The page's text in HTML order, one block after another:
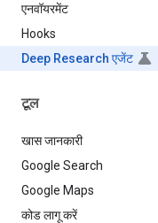
एनवॉयरमेंट
Hooks
Deep Research एजेंट
टूल
खास जानकारी
Google Search
Google Maps
कोड लागू करें